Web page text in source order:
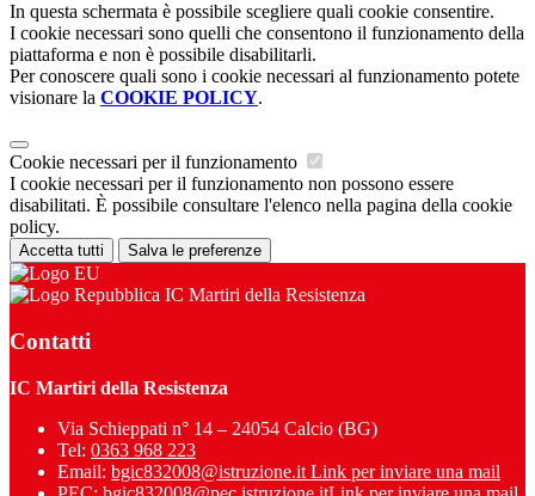
In questa schermata è possibile scegliere quali cookie consentire.
I cookie necessari sono quelli che consentono il funzionamento della
piattaforma e non è possibile disabilitarli.
Per conoscere quali sono i cookie necessari al funzionamento potete
visionare la COOKIE POLICY.
Cookie necessari per il funzionamento
I cookie necessari per il funzionamento non possono essere
disabilitati. È possibile consultare l'elenco nella pagina della cookie
policy.
Accetta tutti Salva le preferenze
IC Martiri della Resistenza
Contatti
IC Martiri della Resistenza
Via Schieppati n° 14 – 24054 Calcio (BG)
Tel: 0363 968 223
Email: bgic832008@istruzione.it Link per inviare una mail